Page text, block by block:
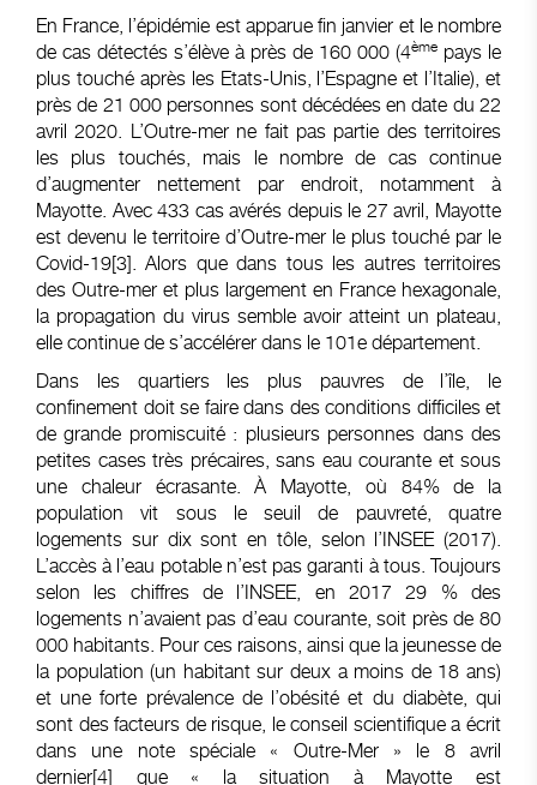
En France, l’épidémie est apparue fin janvier et le nombre
de cas détectés s’élève à près de 160 000 (4ème pays le
plus touché après les Etats-Unis, l’Espagne et l’Italie), et
près de 21 000 personnes sont décédées en date du 22
avril 2020. L’Outre-mer ne fait pas partie des territoires
les plus touchés, mais le nombre de cas continue
d’augmenter nettement par endroit, notamment à
Mayotte. Avec 433 cas avérés depuis le 27 avril, Mayotte
est devenu le territoire d’Outre-mer le plus touché par le
Covid-19[3]. Alors que dans tous les autres territoires
des Outre-mer et plus largement en France hexagonale,
la propagation du virus semble avoir atteint un plateau,
elle continue de s’accélérer dans le 101e département.
Dans les quartiers les plus pauvres de l’île, le
confinement doit se faire dans des conditions difficiles et
de grande promiscuité : plusieurs personnes dans des
petites cases très précaires, sans eau courante et sous
une chaleur écrasante. À Mayotte, où 84% de la
population vit sous le seuil de pauvreté, quatre
logements sur dix sont en tôle, selon l’INSEE (2017).
L’accès à l’eau potable n’est pas garanti à tous. Toujours
selon les chiffres de l’INSEE, en 2017 29 % des
logements n’avaient pas d’eau courante, soit près de 80
000 habitants. Pour ces raisons, ainsi que la jeunesse de
la population (un habitant sur deux a moins de 18 ans)
et une forte prévalence de l’obésité et du diabète, qui
sont des facteurs de risque, le conseil scientifique a écrit
dans une note spéciale « Outre-Mer » le 8 avril
dernier[4] que « la situation à Mayotte est